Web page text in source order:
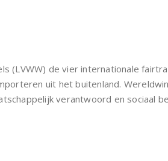
(LVWW) de vier internationale
uit het buitenland.
verantwoord en sociaal